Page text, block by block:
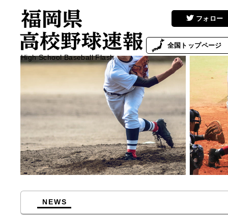
High School Baseball Flash
フォロー
全国 トップページ
NEWS